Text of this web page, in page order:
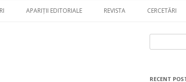
APARIȚII EDITORIALE REVISTA CERCETĂRI
RECENT